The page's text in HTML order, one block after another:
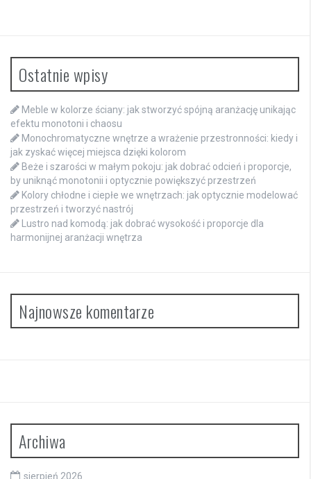
Ostatnie wpisy
Meble w kolorze ściany: jak stworzyć spójną aranżację unikając
efektu monotoni i chaosu
Monochromatyczne wnętrze a wrażenie przestronności: kiedy i
jak zyskać więcej miejsca dzięki kolorom
Beże i szarości w małym pokoju: jak dobrać odcień i proporcje,
by uniknąć monotonii i optycznie powiększyć przestrzeń
Kolory chłodne i ciepłe we wnętrzach: jak optycznie modelować
przestrzeń i tworzyć nastrój
Lustro nad komodą: jak dobrać wysokość i proporcje dla
harmonijnej aranżacji wnętrza
Najnowsze komentarze
Archiwa
sierpień 2026